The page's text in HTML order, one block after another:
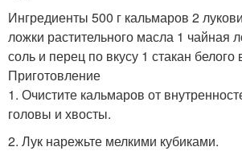
Ингредиенты 500 г кальмаров 2
ложки растительного масла 1 чайная
соль и перец по вкусу 1 стакан белого
Приготовление
1. Очистите кальмаров от
головы и хвосты.
2. Лук нарежьте мелкими кубиками.